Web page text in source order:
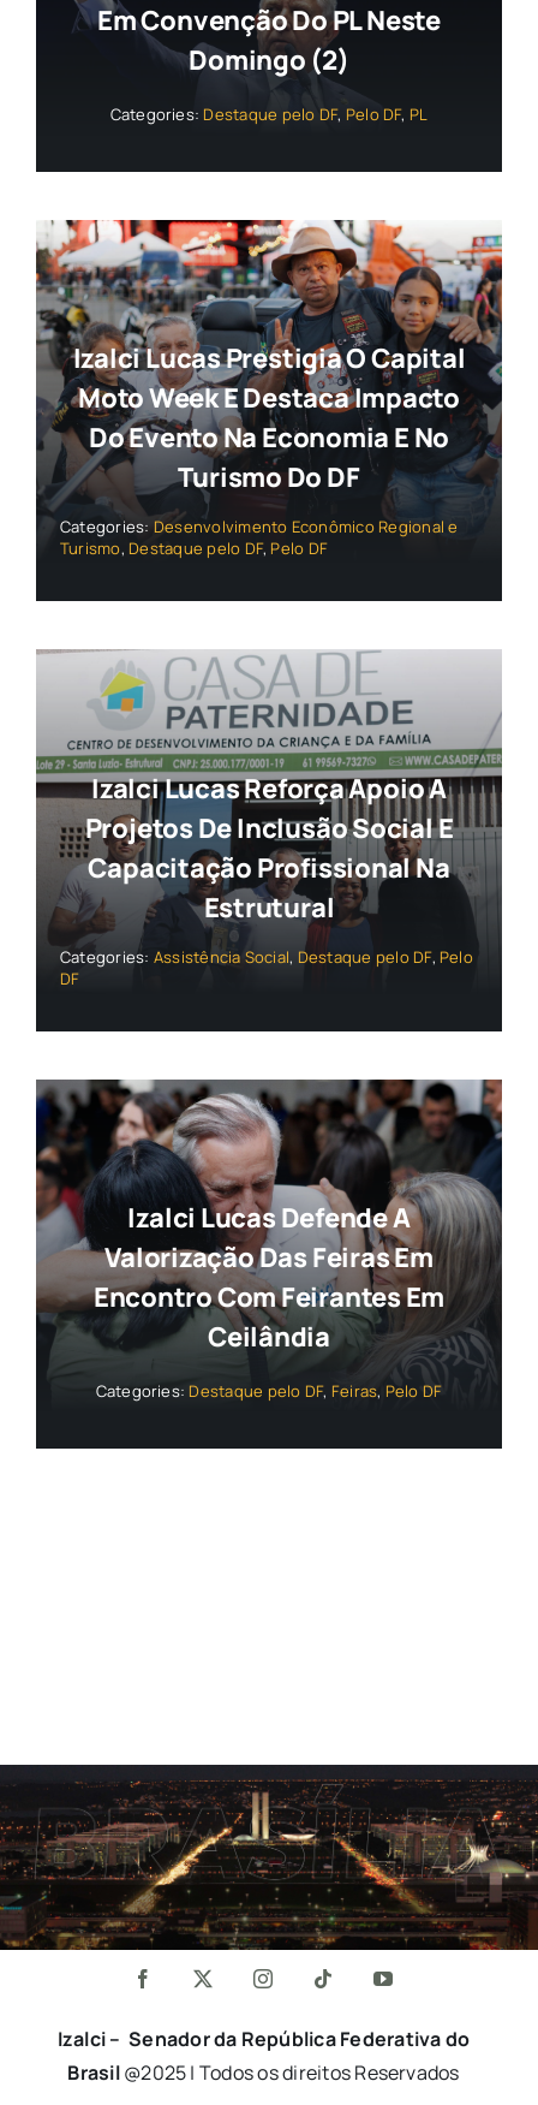
Em Convenção Do PL Neste
Domingo (2)
Categories: Destaque pelo DF, Pelo DF, PL
Izalci Lucas Prestigia O Capital
Moto Week E Destaca Impacto
Do Evento Na Economia E No
Turismo Do DF
Categories: Desenvolvimento Econômico Regional e
Turismo, Destaque pelo DF, Pelo DF
Izalci Lucas Reforça Apoio A
Projetos De Inclusão Social E
Capacitação Profissional Na
Estrutural
Categories: Assistência Social, Destaque pelo DF, Pelo
DF
Izalci Lucas Defende A
Valorização Das Feiras Em
Encontro Com Feirantes Em
Ceilândia
Categories: Destaque pelo DF, Feiras, Pelo DF
Izalci – Senador da República Federativa do
Brasil@2025 | Todos os direitos Reservados